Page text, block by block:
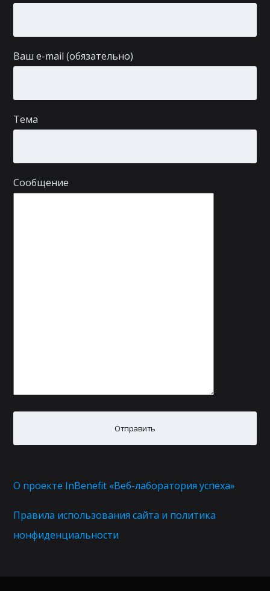
Ваш e-mail (обязательно)
Тема
Сообщение
О проекте InBenefit «Веб-лаборатория успеха»
Правила использования сайта и политика
нонфиденциальности